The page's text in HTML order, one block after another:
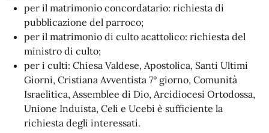
per il matrimonio concordatario: richiesta di
pubblicazione del parroco;
per il matrimonio di culto acattolico: richiesta del
ministro di culto;
per i culti: Chiesa Valdese, Apostolica, Santi Ultimi
Giorni, Cristiana Avventista 7° giorno, Comunità
Israelitica, Assemblee di Dio, Arcidiocesi Ortodossa,
Unione Induista, Celi e Ucebi è sufficiente la
richiesta degli interessati.